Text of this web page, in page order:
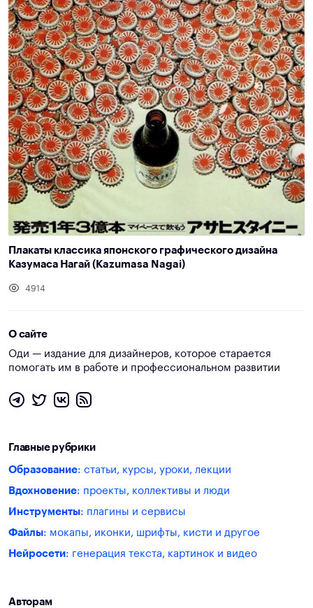
Плакаты классика японского графического дизайна
Казумаса Нагай (Kazumasa Nagai)
4914
О сайте
Оди — издание для дизайнеров, которое старается
помогать им в работе и профессиональном развитии
Главные рубрики
Образование: статьи, курсы, уроки, лекции
Вдохновение: проекты, коллективы и люди
Инструменты: плагины и сервисы
Файлы: мокапы, иконки, шрифты, кисти и другое
Нейросети: генерация текста, картинок и видео
Авторам